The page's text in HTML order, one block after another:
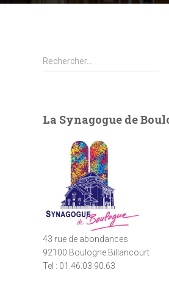
R
e
r
Rechercher…
La Synagogue de
43 rue de abondances
92100 Boulogne Billancourt
Tel : 01.46.03.90.63